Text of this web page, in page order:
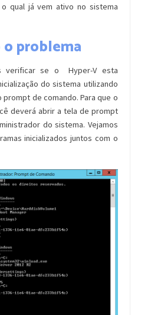
o qual já vem ativo no sistema
problema
verificar se o Hyper-V esta
do sistema utilizando
prompt de comando. Para que o
deverá abrir a tela de prompt
do sistema. Vejamos
inicializados juntos com o